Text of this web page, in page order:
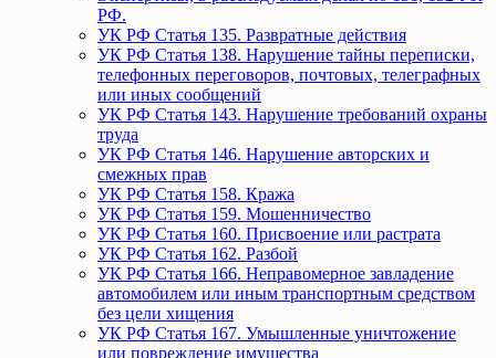
РФ.
УК РФ Статья 135. Развратные действия
УК РФ Статья 138. Нарушение тайны переписки,
телефонных переговоров, почтовых, телеграфных
или иных сообщений
УК РФ Статья 143. Нарушение требований охраны
труда
УК РФ Статья 146. Нарушение авторских и
смежных прав
УК РФ Статья 158. Кража
УК РФ Статья 159. Мошенничество
УК РФ Статья 160. Присвоение или растрата
УК РФ Статья 162. Разбой
УК РФ Статья 166. Неправомерное завладение
автомобилем или иным транспортным средством
без цели хищения
УК РФ Статья 167. Умышленные уничтожение
или повреждение имущества